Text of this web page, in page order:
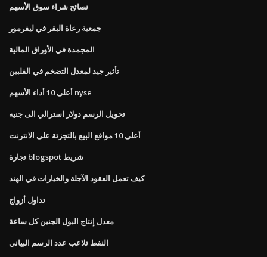
نصائح شراء سوق الأسهم
جمعية رعاة البقر في ليفرمور
المجمدة في الأوراق المالية
تأثير جيد لمعدل التضخم في الفلبين
أعلى 10 أداء الأسهم nyse
تحويل الرسم دولار استرالي الى جنيه
أعلى 10 مواقع البيع بالتجزئة على الانترنت
تجارة blogspot شريط
كيف تعمل العقود الآجلة والخيارات في الهند
تداول أزواج
معدل إنتاج البول الجنين كل ساعة
النفط تلاعب عدد الرسم البياني